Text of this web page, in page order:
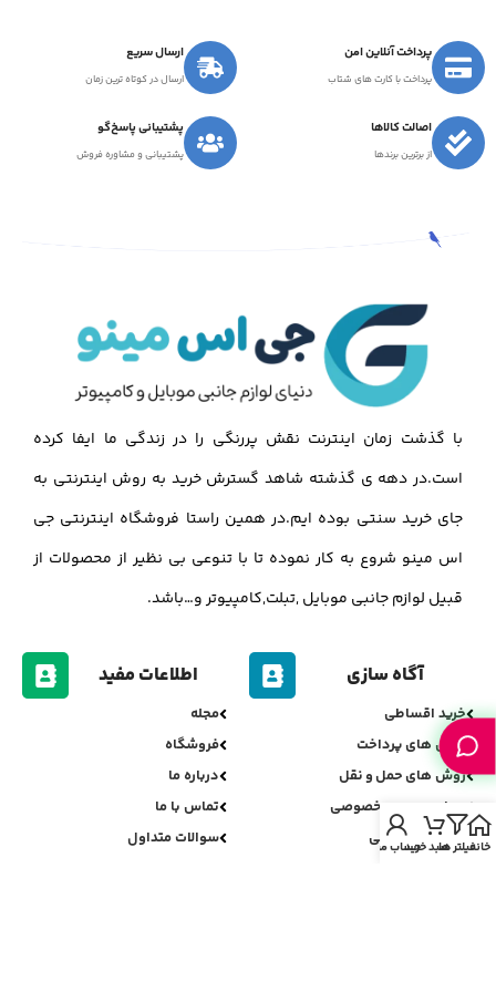
پرداخت آنلاین امن
پرداخت با کارت های شتاب
ارسال سریع
ارسال در کوتاه ترین زمان
اصالت کالاها
از برترین برندها
پشتیبانی پاسخ‌گو
پشتیبانی و مشاوره فروش
با گذشت زمان اینترنت نقش پررنگی را در زندگی ما ایفا کرده
است.در دهه ی گذشته شاهد گسترش خرید به روش اینترنتی به
جای خرید سنتی بوده ایم.در همین راستا فروشگاه اینترنتی جی
اس مینو شروع به کار نموده تا با تنوعی بی نظیر از محصولات از
قبیل لوازم جانبی موبایل ,تبلت,کامپیوتر و…باشد.
آگاه سازی
خرید اقساطی
روش های پرداخت
روش های حمل و نقل
سیاست حریم خصوصی
سیاست مرجوعی
اطلاعات مفید
مجله
فروشگاه
درباره ما
تماس با ما
سوالات متداول
خانهفیلتر هاسبد خریدحساب من